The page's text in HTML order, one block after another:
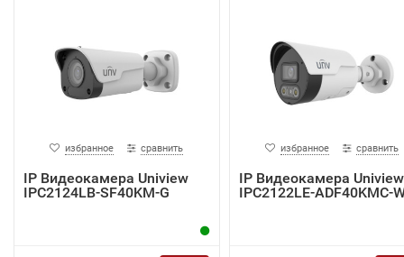
избранное сравнить
IP Видеокамера Uniview
IPC2124LB-SF40KM-G
избранное сравнить
IP Видеокамера Uniview
IPC2122LE-ADF40KMC-